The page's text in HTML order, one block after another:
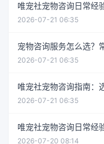
唯宠社宠物咨询日常经
2026-07-21 06:35
宠物咨询服务怎么选？
2026-07-21 06:35
唯宠社宠物咨询指南：
2026-07-21 06:35
唯宠社宠物咨询日常经
2026-07-20 08:14